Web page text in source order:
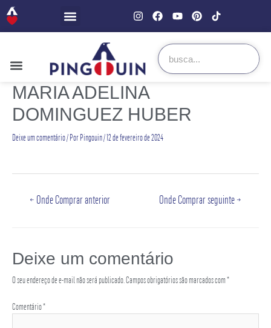
MARIA ADELINA
DOMINGUEZ HUBER
Deixe um comentário/ PorPingouin/12 de fevereiro de 2024
← Onde Comprar anterior Onde Comprar seguinte→
Deixe um comentário
O seu endereço de e-mail não será publicado. Campos obrigatórios são marcados com*
Comentário*